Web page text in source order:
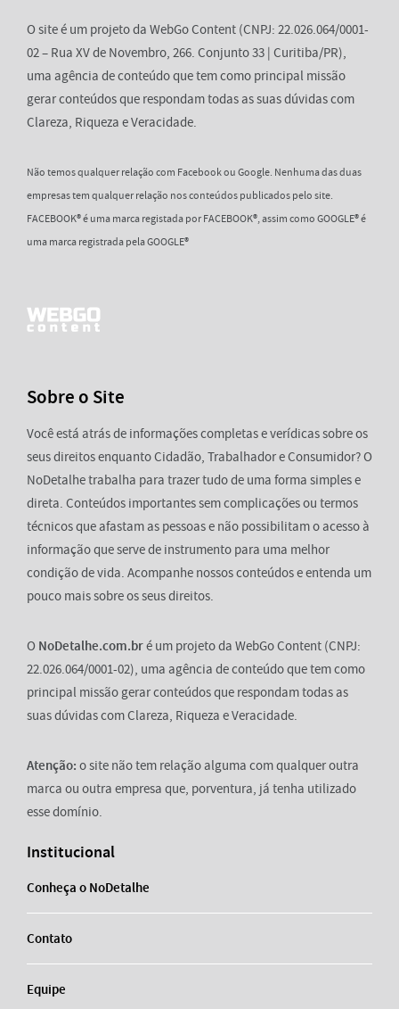
O site é um projeto da WebGo Content (CNPJ: 22.026.064/0001-
02 – Rua XV de Novembro, 266. Conjunto 33 | Curitiba/PR),
uma agência de conteúdo que tem como principal missão
gerar conteúdos que respondam todas as suas dúvidas com
Clareza, Riqueza e Veracidade.
Não temos qualquer relação com Facebook ou Google. Nenhuma das duas
empresas tem qualquer relação nos conteúdos publicados pelo site.
FACEBOOK® é uma marca registada por FACEBOOK®, assim como GOOGLE® é
uma marca registrada pela GOOGLE®
Sobre o Site
Você está atrás de informações completas e verídicas sobre os
seus direitos enquanto Cidadão, Trabalhador e Consumidor? O
NoDetalhe trabalha para trazer tudo de uma forma simples e
direta. Conteúdos importantes sem complicações ou termos
técnicos que afastam as pessoas e não possibilitam o acesso à
informação que serve de instrumento para uma melhor
condição de vida. Acompanhe nossos conteúdos e entenda um
pouco mais sobre os seus direitos.
O NoDetalhe.com.bré um projeto da WebGo Content (CNPJ:
22.026.064/0001-02), uma agência de conteúdo que tem como
principal missão gerar conteúdos que respondam todas as
suas dúvidas com Clareza, Riqueza e Veracidade.
Atenção: o site não tem relação alguma com qualquer outra
marca ou outra empresa que, porventura, já tenha utilizado
esse domínio.
Institucional
Conheça o NoDetalhe
Contato
Equipe